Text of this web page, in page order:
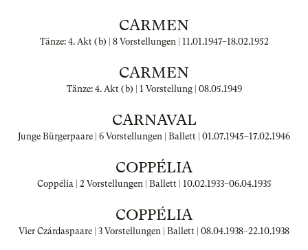
CARMEN
Tänze: 4. Akt (b) | 8 Vorstellungen | 11.01.1947–18.02.1952
CARMEN
Tänze: 4. Akt (b) | 1 Vorstellung | 08.05.1949
CARNAVAL
Junge Bürgerpaare | 6 Vorstellungen | Ballett | 01.07.1945–17.02.1946
COPPÉLIA
Coppélia | 2 Vorstellungen | Ballett | 10.02.1933–06.04.1935
COPPÉLIA
Vier Czárdaspaare | 3 Vorstellungen | Ballett | 08.04.1938–22.10.1938